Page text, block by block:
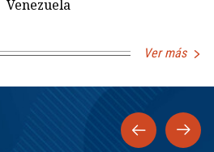
Venezuela
Ver más